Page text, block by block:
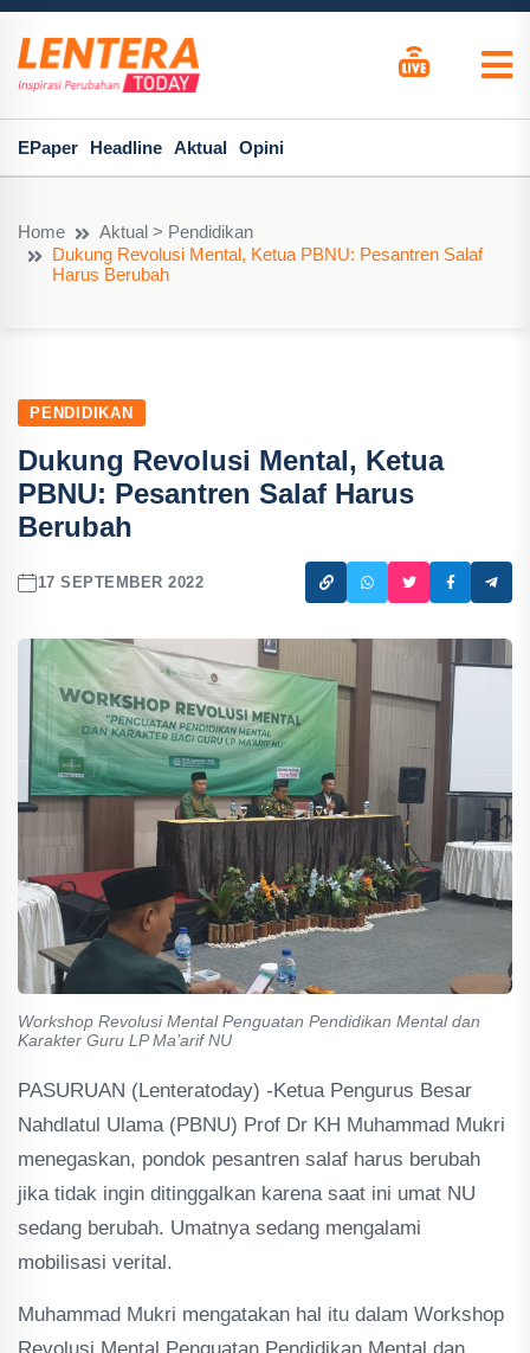
EPaper Headline Aktual Opini
Home
Aktual > Pendidikan
Dukung Revolusi Mental, Ketua PBNU: Pesantren Salaf
Harus Berubah
PENDIDIKAN
Dukung Revolusi Mental, Ketua
PBNU: Pesantren Salaf Harus
Berubah
17 SEPTEMBER 2022
Workshop Revolusi Mental Penguatan Pendidikan Mental dan
Karakter Guru LP Ma’arif NU
PASURUAN (Lenteratoday) -Ketua Pengurus Besar
Nahdlatul Ulama (PBNU) Prof Dr KH Muhammad Mukri
menegaskan, pondok pesantren salaf harus berubah
jika tidak ingin ditinggalkan karena saat ini umat NU
sedang berubah. Umatnya sedang mengalami
mobilisasi verital.
Muhammad Mukri mengatakan hal itu dalam Workshop